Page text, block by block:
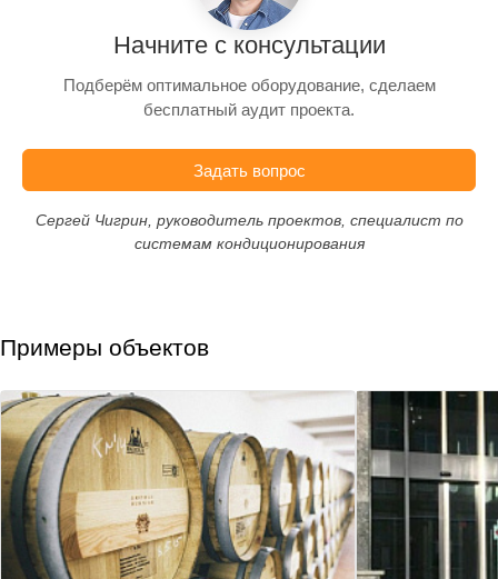
Начните с консультации
Подберём оптимальное оборудование, сделаем
бесплатный аудит проекта.
Задать вопрос
Сергей Чигрин, руководитель проектов, специалист по
системам кондиционирования
Примеры объектов